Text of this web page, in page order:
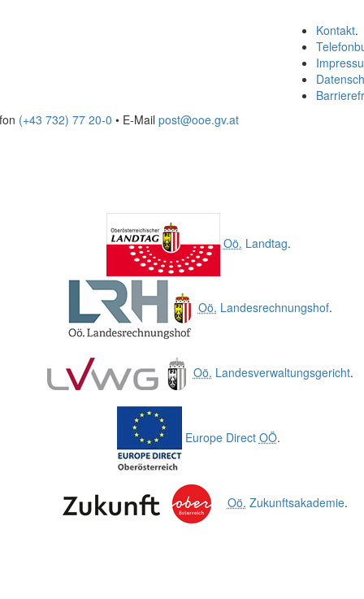
Kontakt.
(+43 732) 77 20-0 • E-Mail post@ooe.gv.at
Oö. Landtag.
Oö. Landesrechnungshof.
Oö. Landesverwaltungsgericht.
Europe Direct OÖ.
Oö. Zukunftsakademie.